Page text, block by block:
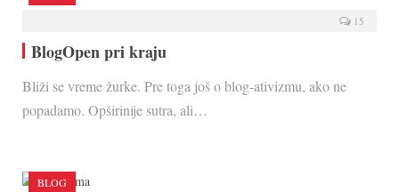
15
BlogOpen pri kraju
Bliži se vreme žurke. Pre toga još o blog-ativizmu, ako ne
popadamo. Opširinije sutra, ali…
BLOG